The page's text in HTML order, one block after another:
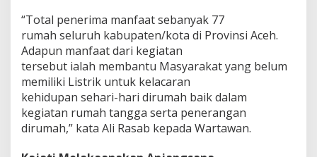
“Total penerima manfaat sebanyak 77
rumah seluruh kabupaten/kota di Provinsi Aceh.
Adapun manfaat dari kegiatan
tersebut ialah membantu Masyarakat yang belum
memiliki Listrik untuk kelacaran
kehidupan sehari-hari dirumah baik dalam
kegiatan rumah tangga serta penerangan
dirumah,” kata Ali Rasab kepada Wartawan.